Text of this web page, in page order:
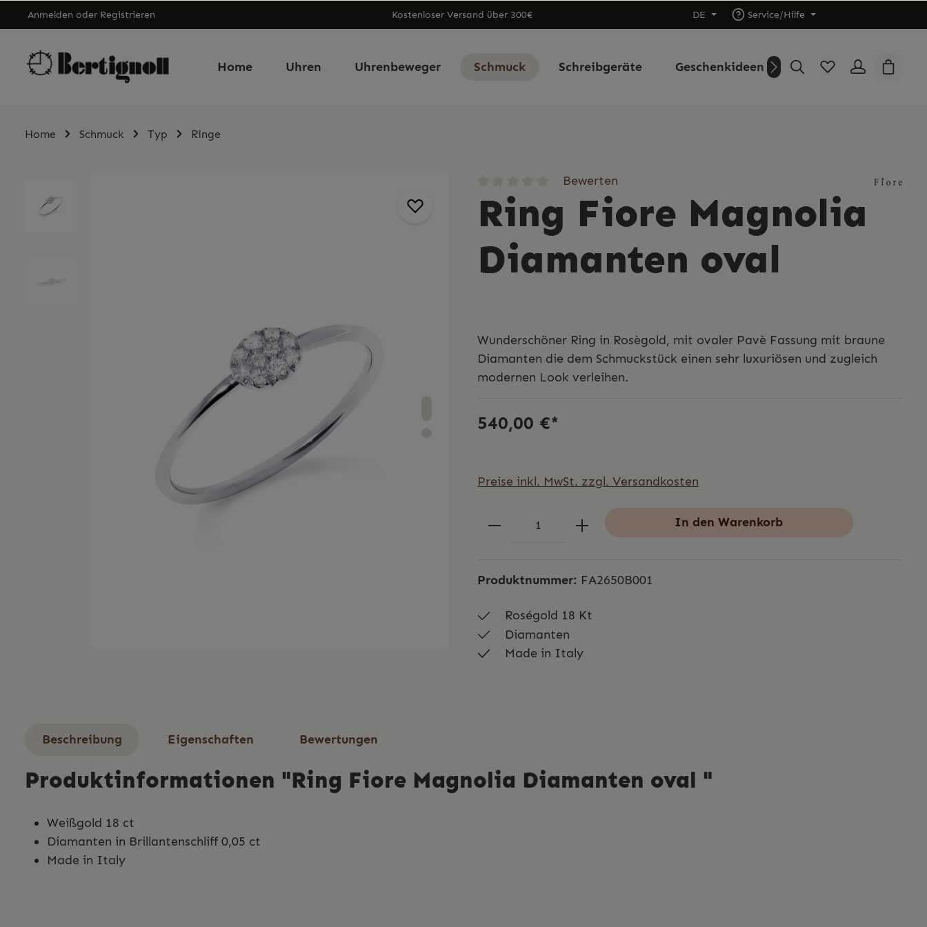
Anmelden oder Registrieren Kostenloser Versand über 300€ DE Service/Hilfe
Home Uhren Uhrenbeweger Schmuck Schreibgeräte Geschenkideen Outlet Über uns
Home Schmuck Typ Ringe
Bewerten
Ring Fiore Magnolia
Diamanten oval
Wunderschöner Ring in Rosègold, mit ovaler Pavè Fassung mit braune
Diamanten die dem Schmuckstück einen sehr luxuriösen und zugleich
modernen Look verleihen.
540,00 €*
Preise inkl. MwSt. zzgl. Versandkosten
In den Warenkorb
Produktnummer: FA2650B001
Roségold 18 Kt
Diamanten
Made in Italy
Beschreibung Eigenschaften Bewertungen
Produktinformationen "Ring Fiore Magnolia Diamanten oval "
Weißgold 18 ct
Diamanten in Brillantenschliff 0,05 ct
Made in Italy